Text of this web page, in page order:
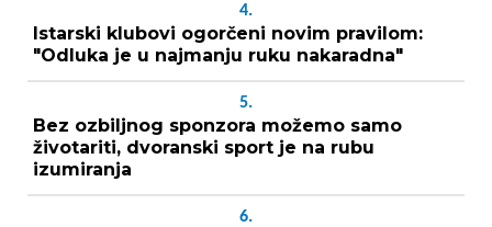
4.
Istarski klubovi ogorčeni novim pravilom:
"Odluka je u najmanju ruku nakaradna"
5.
Bez ozbiljnog sponzora možemo samo
životariti, dvoranski sport je na rubu
izumiranja
6.